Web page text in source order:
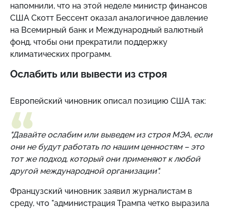
напомнили, что на этой неделе министр финансов
США Скотт Бессент оказал аналогичное давление
на Всемирный банк и Международный валютный
фонд, чтобы они прекратили поддержку
климатических программ.
Ослабить или вывести из строя
Европейский чиновник описал позицию США так:
"Давайте ослабим или выведем из строя МЭА, если
они не будут работать по нашим ценностям – это
тот же подход, который они применяют к любой
другой международной организации".
Французский чиновник заявил журналистам в
среду, что "администрация Трампа четко выразила